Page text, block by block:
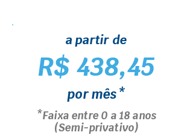
a partir de
R$ 438,45
por mês*
*Faixa entre 0 a 18 anos
(Semi-privativo)